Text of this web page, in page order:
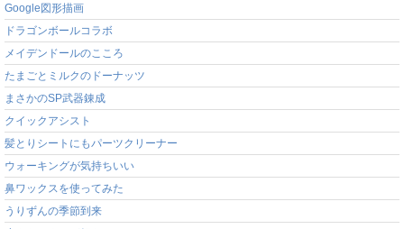
Google図形描画
ドラゴンボールコラボ
メイデンドールのこころ
たまごとミルクのドーナッツ
まさかのSP武器錬成
クイックアシスト
髪とりシートにもパーツクリーナー
ウォーキングが気持ちいい
鼻ワックスを使ってみた
うりずんの季節到来